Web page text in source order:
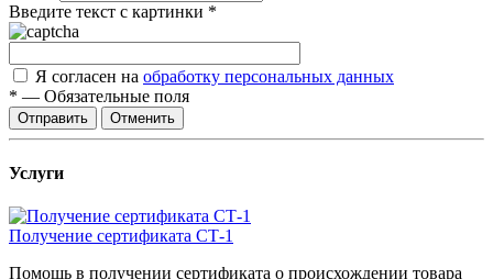
Введите текст с картинки *
Я согласен на обработку персональных данных
* — Обязательные поля
Отправить Отменить
Услуги
Получение сертификата СТ-1
Помощь в получении сертификата о происхождении товара